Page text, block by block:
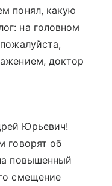
понял, какую
на головном
доктор
Юрьевич!
говорят об
повышенный
смещение